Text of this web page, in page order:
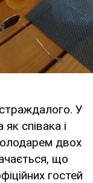
У
співака і
двох
що
гостей